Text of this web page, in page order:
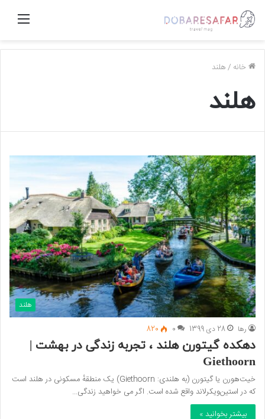
منو
خانه /هلند
هلند
هلند
رها 28 دی 1399 0
820
دهکده گیتورن هلند ، تجربه زندگی در بهشت |
Giethoorn
خیت‌هورن یا گیتورن (به هلندی: Giethoorn) یک منطقهٔ مسکونی در هلند است
که در استین‌ویکرلاند واقع شده‌ است. اگر می خواهید زندگی…
بیشتر بخوانید »